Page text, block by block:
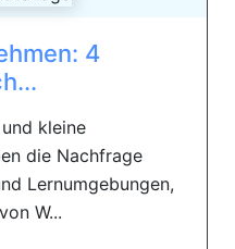
4
kleine
die Nachfrage
Lernumgebungen,
W...